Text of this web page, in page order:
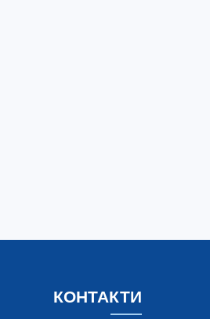
КОНТАКТИ